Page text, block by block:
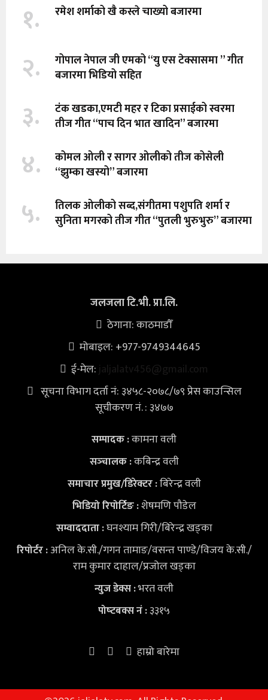
१. रमेश शर्माको खै कस्ले चाख्यो बजारमा
२.
गोपाल नेपाल जी एमको “यु एस टेक्सासमा ” गीत
बजारमा भिडियो सहित
३.
टंक खडका,एमटी महर र टिका प्रसाईको स्वरमा
तीज गीत “पाच दिन भात खादिन” बजारमा
४.
कोमल ओली र सागर ओलीको तीज कोसेली
“झुम्का खस्यो” बजारमा
५.
तिलक ओलीको सब्द,संगीतमा पशुपति शर्मा र
सुनिता मगरको तीज गीत “पुतली भुरुभुरु” बजारमा
जलजला टि.भी. प्रा.लि.
ठेगाना: काठमाडौँ
मोबाइल: +977-9749344645
ई-मेल: jaljalatv456@gmail.com
सूचना विभाग दर्ता नं: ३४५८-२०७८/७९ प्रेस काउन्सिल
सूचीकरण नं. : ३४७७
सम्पादक :कामना वली
सञ्‍चालक :कबिन्द्र वली
समाचार प्रमुख/डिरेक्टर :बिरेन्द्र वली
भिडियोरिपोर्टिङ :शेषमणि पौडेल
सम्वाददाता :घनश्याम गिरी/बिरेन्द्र खड्का
रिपोर्टर :अनिल के.सी./गगन तामाङ/वसन्त पाण्डे/विजय के.सी./
राम कुमार दाहाल/प्रजोल खड्का
न्युज डेक्स:भरत वली
पोष्‍टबक्स नं :३३१५
हाम्रो बारेमा